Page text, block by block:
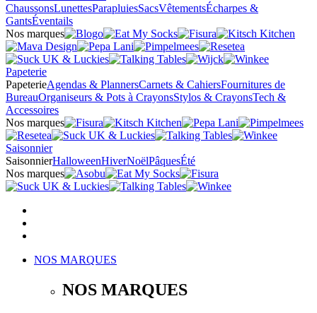
ChaussonsLunettesParapluiesSacsVêtementsÉcharpes &
GantsÉventails
Nos marques
Papeterie
PapeterieAgendas & PlannersCarnets & CahiersFournitures de
BureauOrganiseurs & Pots à CrayonsStylos & CrayonsTech &
Accessoires
Nos marques
Saisonnier
SaisonnierHalloweenHiverNoëlPâquesÉté
Nos marques
NOS MARQUES
NOS MARQUES